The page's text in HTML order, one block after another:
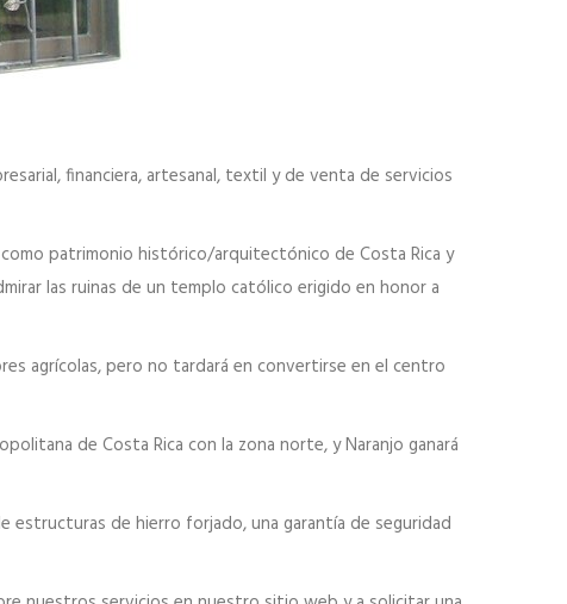
financiera, artesanal, textil y de venta de servicios
patrimonio histórico/arquitectónico de Costa Rica y
las ruinas de un templo católico erigido en honor a
agrícolas, pero no tardará en convertirse en el centro
de Costa Rica con la zona norte, y Naranjo ganará
estructuras de hierro forjado, una garantía de seguridad